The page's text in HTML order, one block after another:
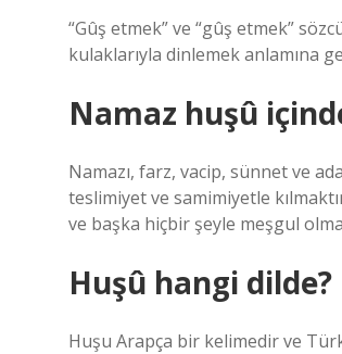
“Gûş etmek” ve “gûş etmek”
kulaklarıyla dinlemek anlamına
Namaz huşû
Namazı, farz, vacip, sünnet ve
teslimiyet ve samimiyetle
ve başka hiçbir şeyle meşgul
Huşû hangi dilde?
Huşu Arapça bir kelimedir ve